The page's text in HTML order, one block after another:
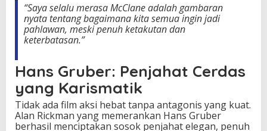
“Saya selalu merasa McClane adalah gambaran
nyata tentang bagaimana kita semua ingin jadi
pahlawan, meski penuh ketakutan dan
keterbatasan.”
Hans Gruber: Penjahat Cerdas
yang Karismatik
Tidak ada film aksi hebat tanpa antagonis yang kuat.
Alan Rickman yang memerankan Hans Gruber
berhasil menciptakan sosok penjahat elegan, penuh